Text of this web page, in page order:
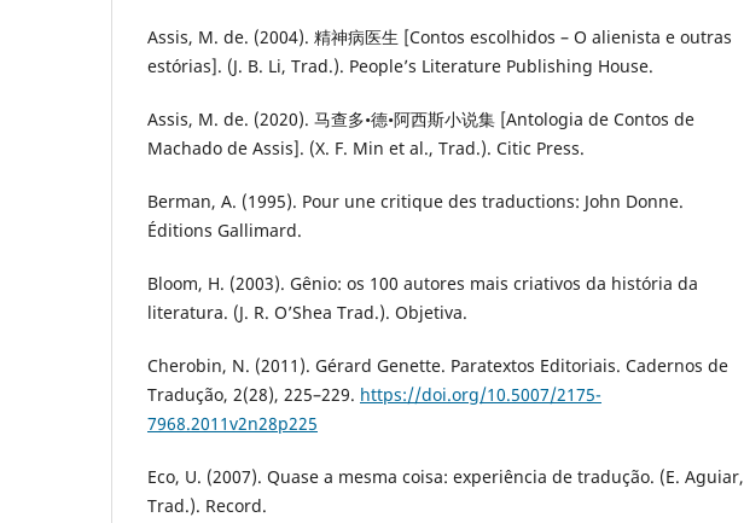
Assis, M. de. (2004). 精神病医生 [Contos escolhidos – O alienista e outras
estórias]. (J. B. Li, Trad.). People’s Literature Publishing House.
Assis, M. de. (2020). 马查多•德•阿西斯小说集 [Antologia de Contos de
Machado de Assis]. (X. F. Min et al., Trad.). Citic Press.
Berman, A. (1995). Pour une critique des traductions: John Donne.
Éditions Gallimard.
Bloom, H. (2003). Gênio: os 100 autores mais criativos da história da
literatura. (J. R. O’Shea Trad.). Objetiva.
Cherobin, N. (2011). Gérard Genette. Paratextos Editoriais. Cadernos de
Tradução, 2(28), 225–229. https://doi.org/10.5007/2175-
7968.2011v2n28p225
Eco, U. (2007). Quase a mesma coisa: experiência de tradução. (E. Aguiar,
Trad.). Record.